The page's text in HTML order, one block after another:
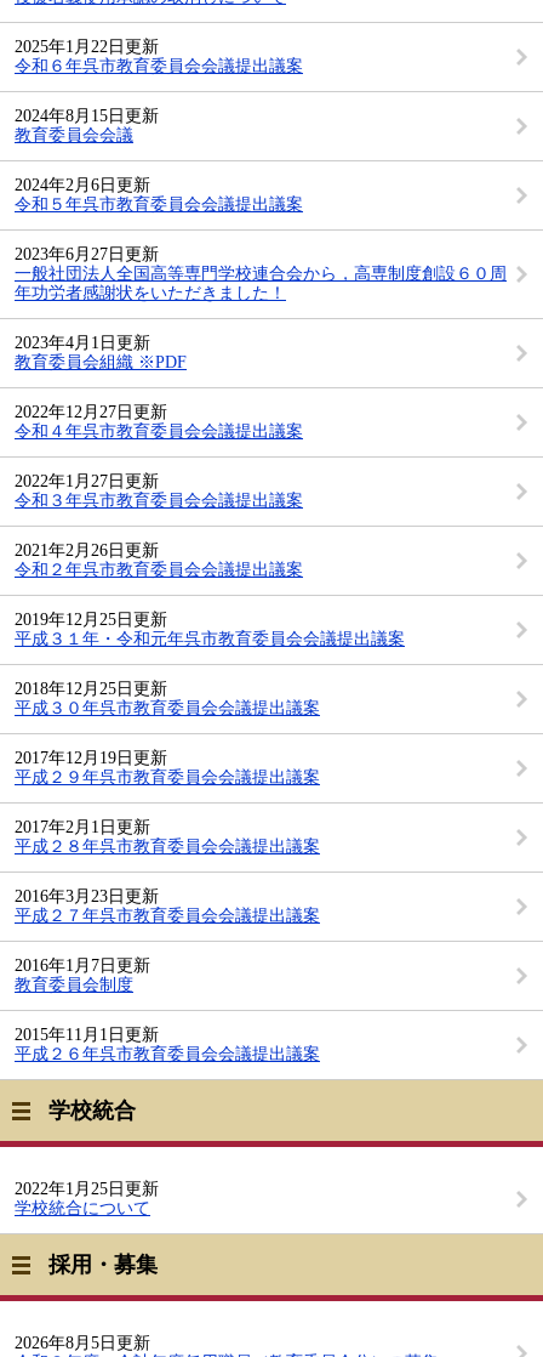
2025年1月22日更新
令和６年呉市教育委員会会議提出議案
2024年8月15日更新
教育委員会会議
2024年2月6日更新
令和５年呉市教育委員会会議提出議案
2023年6月27日更新
一般社団法人全国高等専門学校連合会から，高専制度創設６０周
年功労者感謝状をいただきました！
2023年4月1日更新
教育委員会組織 ※PDF
2022年12月27日更新
令和４年呉市教育委員会会議提出議案
2022年1月27日更新
令和３年呉市教育委員会会議提出議案
2021年2月26日更新
令和２年呉市教育委員会会議提出議案
2019年12月25日更新
平成３１年・令和元年呉市教育委員会会議提出議案
2018年12月25日更新
平成３０年呉市教育委員会会議提出議案
2017年12月19日更新
平成２９年呉市教育委員会会議提出議案
2017年2月1日更新
平成２８年呉市教育委員会会議提出議案
2016年3月23日更新
平成２７年呉市教育委員会会議提出議案
2016年1月7日更新
教育委員会制度
2015年11月1日更新
平成２６年呉市教育委員会会議提出議案
学校統合
2022年1月25日更新
学校統合について
採用・募集
2026年8月5日更新